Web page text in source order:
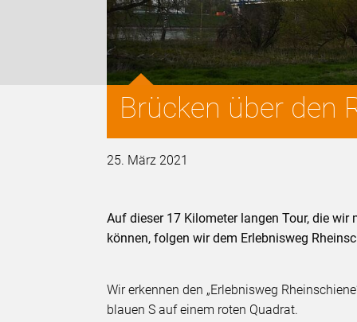
Brücken über den
25. März 2021
Auf dieser 17 Kilometer langen Tour, die
können, folgen wir dem Erlebnisweg
Wir erkennen den „Erlebnisweg
blauen S auf einem roten Quadrat.